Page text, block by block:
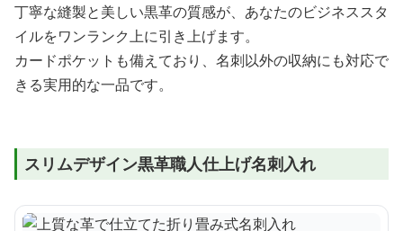
丁寧な縫製と美しい黒革の質感が、あなたのビジネススタ
イルをワンランク上に引き上げます。
カードポケットも備えており、名刺以外の収納にも対応で
きる実用的な一品です。
スリムデザイン黒革職人仕上げ名刺入れ